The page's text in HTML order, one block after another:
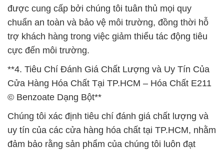
được cung cấp bởi chúng tôi tuân thủ mọi quy
chuẩn an toàn và bảo vệ môi trường, đồng thời hỗ
trợ khách hàng trong việc giảm thiểu tác động tiêu
cực đến môi trường.
**4. Tiêu Chí Đánh Giá Chất Lượng và Uy Tín Của
Cửa Hàng Hóa Chất Tại TP.HCM – Hóa Chất E211
© Benzoate Dạng Bột**
Chúng tôi xác định tiêu chí đánh giá chất lượng và
uy tín của các cửa hàng hóa chất tại TP.HCM, nhằm
đảm bảo rằng sản phẩm của chúng tôi luôn đạt